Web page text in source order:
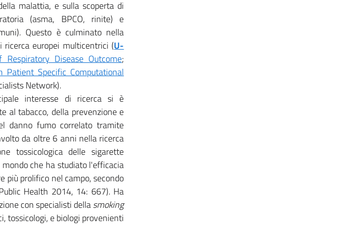
malattia, e sulla scoperta di
(asma, BPCO, rinite) e
Questo è culminato nella
europei multicentrici (U-
Disease Outcome;
Specific Computational
Network).
interesse di ricerca si è
al tabacco, della prevenzione e
danno fumo correlato tramite
da oltre 6 anni nella ricerca
tossicologica delle sigarette
che ha studiato l'efficacia
più prolifico nel campo, secondo
Health 2014, 14: 667). Ha
con specialisti dellasmoking
tossicologi, e biologi provenienti